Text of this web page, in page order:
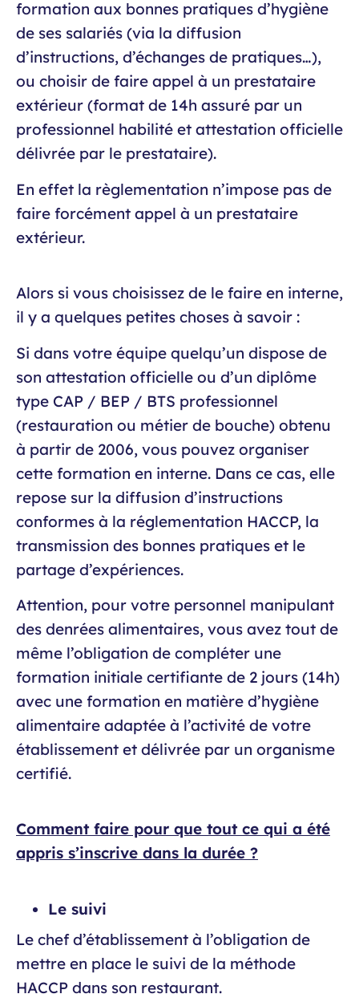
formation aux bonnes pratiques d’hygiène
de ses salariés (via la diffusion
d’instructions, d’échanges de pratiques…),
ou choisir de faire appel à un prestataire
extérieur (format de 14h assuré par un
professionnel habilité et attestation officielle
délivrée par le prestataire).
En effet la règlementation n’impose pas de
faire forcément appel à un prestataire
extérieur.
Alors si vous choisissez de le faire en interne,
il y a quelques petites choses à savoir :
Si dans votre équipe quelqu’un dispose de
son attestation officielle ou d’un diplôme
type CAP / BEP / BTS professionnel
(restauration ou métier de bouche) obtenu
à partir de 2006, vous pouvez organiser
cette formation en interne. Dans ce cas, elle
repose sur la diffusion d’instructions
conformes à la réglementation HACCP, la
transmission des bonnes pratiques et le
partage d’expériences.
Attention, pour votre personnel manipulant
des denrées alimentaires, vous avez tout de
même l’obligation de compléter une
formation initiale certifiante de 2 jours (14h)
avec une formation en matière d’hygiène
alimentaire adaptée à l’activité de votre
établissement et délivrée par un organisme
certifié.
Comment faire pour que tout ce qui a été
appris s’inscrive dans la durée ?
Le suivi
Le chef d’établissement à l’obligation de
mettre en place le suivi de la méthode
HACCP dans son restaurant.